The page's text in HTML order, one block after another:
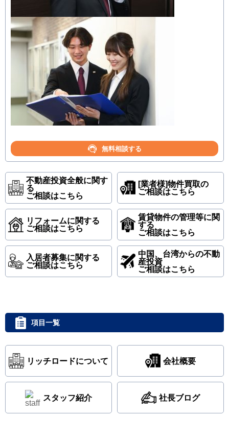
無料相談する
不動産投資全般に関す
る
ご相談はこちら
[業者様]物件買取の
ご相談はこちら
リフォームに関する
ご相談はこちら
賃貸物件の管理等に関
する
ご相談はこちら
⼊居者募集に関する
ご相談はこちら
中国、台湾からの不動
産投資
ご相談はこちら
項目一覧
リッチロードについて 会社概要
スタッフ紹介 社⻑ブログ